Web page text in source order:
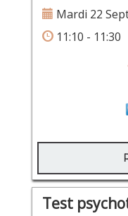
Mardi 22
11:10 - 11:30
Test